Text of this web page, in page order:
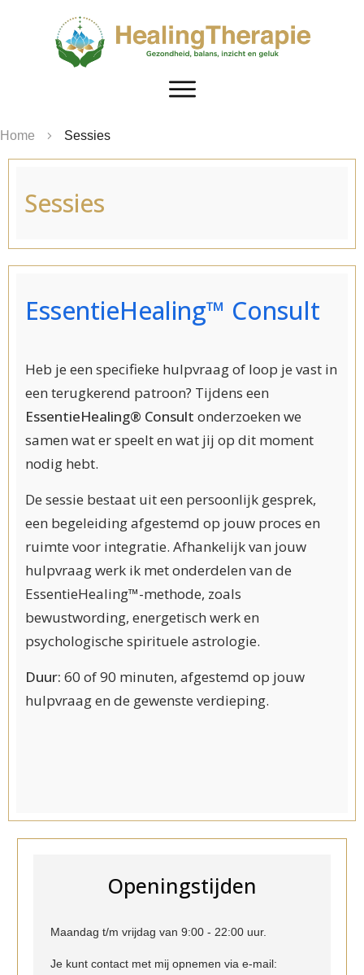
Home Sessies
Sessies
EssentieHealing™ Consult
Heb je een specifieke hulpvraag of loop je vast in
een terugkerend patroon? Tijdens een
EssentieHealing® Consult onderzoeken we
samen wat er speelt en wat jij op dit moment
nodig hebt.
De sessie bestaat uit een persoonlijk gesprek,
een begeleiding afgestemd op jouw proces en
ruimte voor integratie. Afhankelijk van jouw
hulpvraag werk ik met onderdelen van de
EssentieHealing™-methode, zoals
bewustwording, energetisch werk en
psychologische spirituele astrologie.
Duur: 60 of 90 minuten, afgestemd op jouw
hulpvraag en de gewenste verdieping.
Openingstijden
Maandag t/m vrijdag van 9:00 - 22:00 uur.
Je kunt contact met mij opnemen via e-mail: